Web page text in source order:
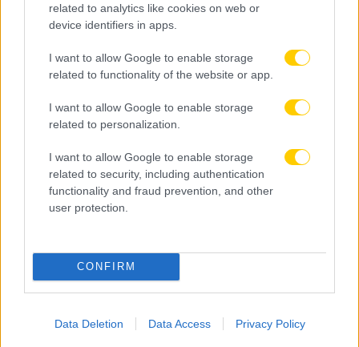
related to analytics like cookies on web or
device identifiers in apps.
I want to allow Google to enable storage
related to functionality of the website or app.
I want to allow Google to enable storage
related to personalization.
I want to allow Google to enable storage
related to security, including authentication
functionality and fraud prevention, and other
user protection.
CONFIRM
Data Deletion Data Access Privacy Policy
Κύπελλο Ελλάδας: Στο AEL FC ARENA το Τρίκαλα –